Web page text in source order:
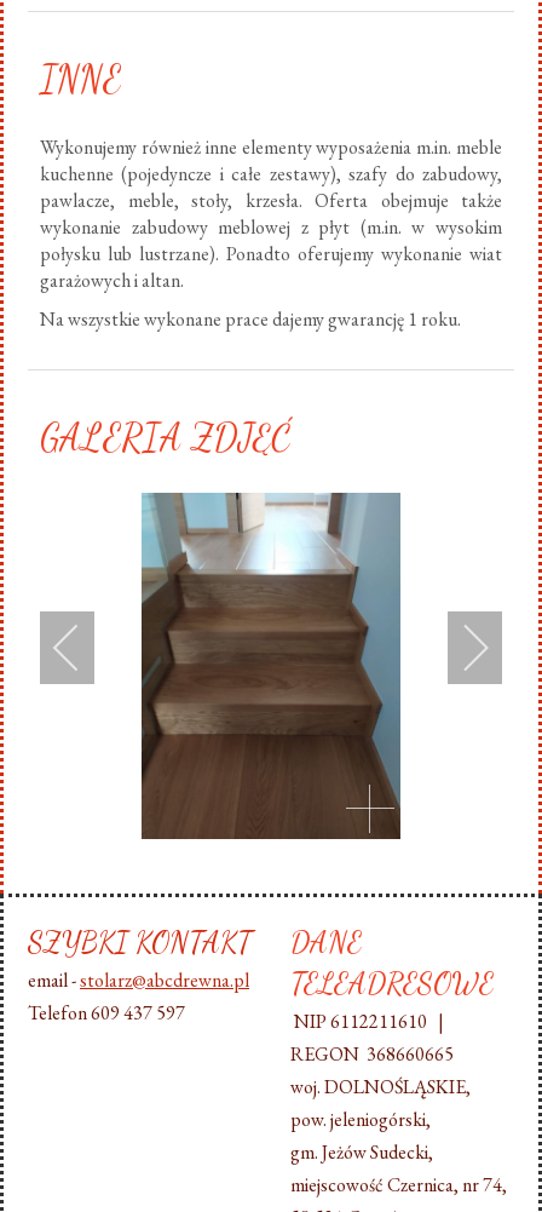
INNE
Wykonujemy również inne elementy wyposażenia m.in. meble
kuchenne (pojedyncze i całe zestawy), szafy do zabudowy,
pawlacze, meble, stoły, krzesła. Oferta obejmuje także
wykonanie zabudowy meblowej z płyt (m.in. w wysokim
połysku lub lustrzane). Ponadto oferujemy wykonanie wiat
garażowych i altan.
Na wszystkie wykonane prace dajemy gwarancję 1 roku.
GALERIA ZDJĘĆ
SZYBKI KONTAKT
email -stolarz@abcdrewna.pl
Telefon 609 437 597
DANE
TELEADRESOWE
NIP 6112211610 |
REGON 368660665
woj. DOLNOŚLĄSKIE,
pow. jeleniogórski,
gm. Jeżów Sudecki,
miejscowość Czernica, nr 74,